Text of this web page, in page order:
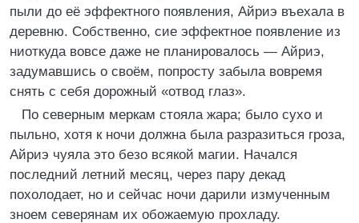
пыли до её эффектного появления, Айриэ въехала в
деревню. Собственно, сие эффектное появление из
ниоткуда вовсе даже не планировалось — Айриэ,
задумавшись о своём, попросту забыла вовремя
снять с себя дорожный «отвод глаз».
По северным меркам стояла жара; было сухо и
пыльно, хотя к ночи должна была разразиться гроза,
Айриэ чуяла это безо всякой магии. Начался
последний летний месяц, через пару декад
похолодает, но и сейчас ночи дарили измученным
зноем северянам их обожаемую прохладу.